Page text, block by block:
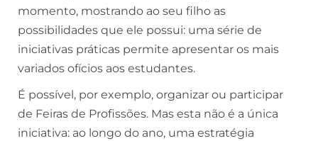
momento, mostrando ao seu filho as
possibilidades que ele possui: uma série de
iniciativas práticas permite apresentar os mais
variados ofícios aos estudantes.
É possível, por exemplo, organizar ou participar
de Feiras de Profissões. Mas esta não é a única
iniciativa: ao longo do ano, uma estratégia